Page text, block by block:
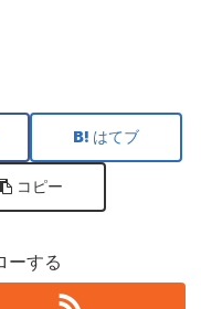
はてブ
コピー
ーする